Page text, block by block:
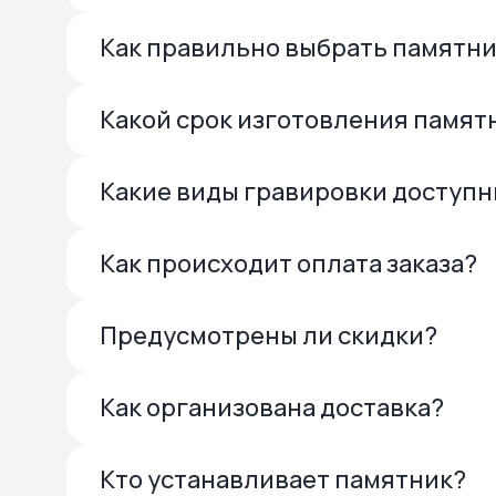
Как правильно выбрать
Какой срок изготовления
Какие виды гравировки
Как происходит оплата заказа?
Предусмотрены ли скидки?
Как организована доставка?
Кто устанавливает памятник?